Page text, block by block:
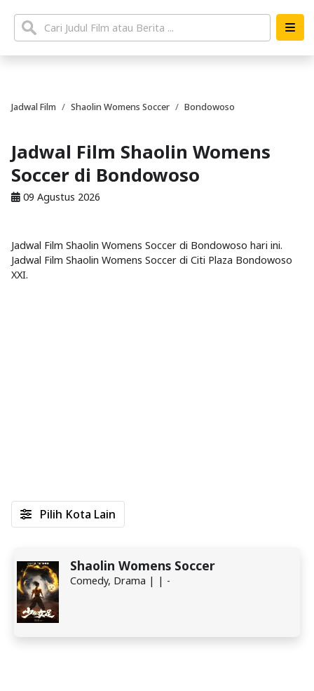
Jadwal Film Shaolin Womens Soccer Bondowoso
Jadwal Film Shaolin Womens
Soccer di Bondowoso
09 Agustus 2026
Jadwal Film Shaolin Womens Soccer di Bondowoso hari ini.
Jadwal Film Shaolin Womens Soccer di Citi Plaza Bondowoso
XXI.
Shaolin Womens Soccer
Comedy, Drama | | -
Pilih Kota Lain